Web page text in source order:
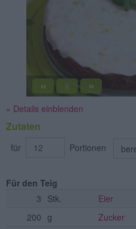
« || »
» Details einblenden
Zutaten
für Portionen
Für den Teig
3 Stk.
Eier
200 g
Zucker